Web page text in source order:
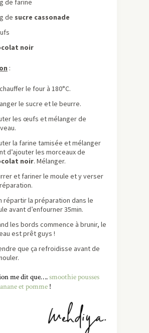
de farine
de sucre cassonade
noir
:
le four à 180°C.
le sucre et le beurre.
les œufs et mélanger de
la farine tamisée et mélanger
d’ajouter les morceaux de
noir. Mélanger.
et fariner le moule et y verser
répartir la préparation dans le
avant d’enfourner 35min.
les bords commence à brunir, le
est prêt guys !
que ça refroidisse avant de
me dit que….smoothie pousses
et pomme !